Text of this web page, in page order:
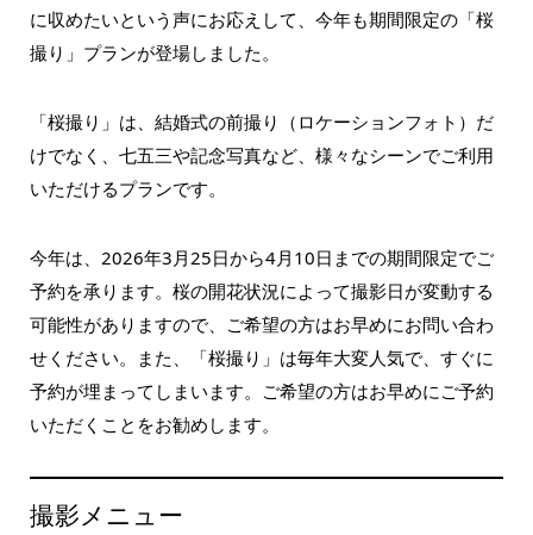
に収めたいという声にお応えして、今年も期間限定の「桜
撮り」プランが登場しました。
「桜撮り」は、結婚式の前撮り（ロケーションフォト）だ
けでなく、七五三や記念写真など、様々なシーンでご利用
いただけるプランです。
今年は、2026年3月25日から4月10日までの期間限定でご
予約を承ります。桜の開花状況によって撮影日が変動する
可能性がありますので、ご希望の方はお早めにお問い合わ
せください。また、「桜撮り」は毎年大変人気で、すぐに
予約が埋まってしまいます。ご希望の方はお早めにご予約
いただくことをお勧めします。
撮影メニュー